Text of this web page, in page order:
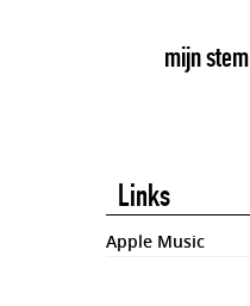
mijn stem
Links
Apple Music